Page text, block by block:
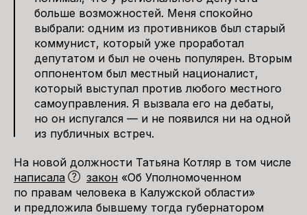
больше возможностей. Меня спокойно
выбрали: одним из противников был старый
коммунист, который уже проработал
депутатом и был не очень популярен. Вторым
оппонентом был местный националист,
который выступал против любого местного
самоуправления. Я вызвала его на дебаты,
но он испугался — и не появился ни на одной
из публичных встреч.
На новой должности Татьяна Котляр в том числе
написала
закон «Об Уполномоченном
по правам человека в Калужской области»
и предложила бывшему тогда губернатором